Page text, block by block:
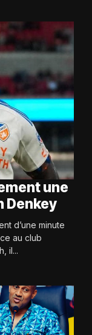
une
Denkey
d’une minute
au club
il...